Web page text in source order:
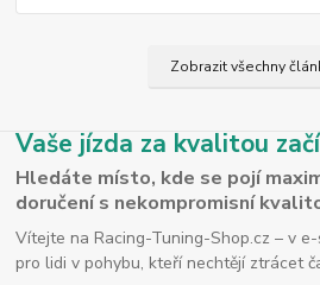
Zobrazit všechny
Vaše jízda za kvalitou
Hledáte místo, kde se pojí
doručení s nekompromisní
Vítejte na Racing-Tuning-Shop.cz – v
pro lidi v pohybu, kteří nechtějí ztrácet